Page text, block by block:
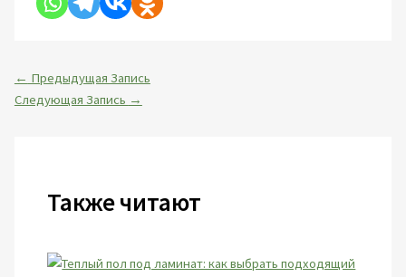
← Предыдущая Запись
Следующая Запись →
Также читают